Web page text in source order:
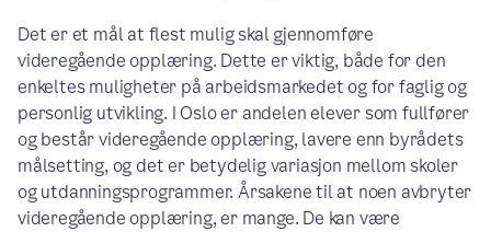
Det er et mål at flest mulig skal gjennomføre
videregående opplæring. Dette er viktig, både for den
enkeltes muligheter på arbeidsmarkedet og for faglig og
personlig utvikling. I Oslo er andelen elever som fullfører
og består videregående opplæring, lavere enn byrådets
målsetting, og det er betydelig variasjon mellom skoler
og utdanningsprogrammer. Årsakene til at noen avbryter
videregående opplæring, er mange. De kan være